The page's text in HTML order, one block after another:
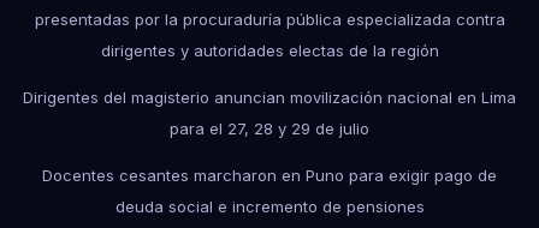
presentadas por la procuraduría pública especializada contra
dirigentes y autoridades electas de la región
Dirigentes del magisterio anuncian movilización nacional en Lima
para el 27, 28 y 29 de julio
Docentes cesantes marcharon en Puno para exigir pago de
deuda social e incremento de pensiones